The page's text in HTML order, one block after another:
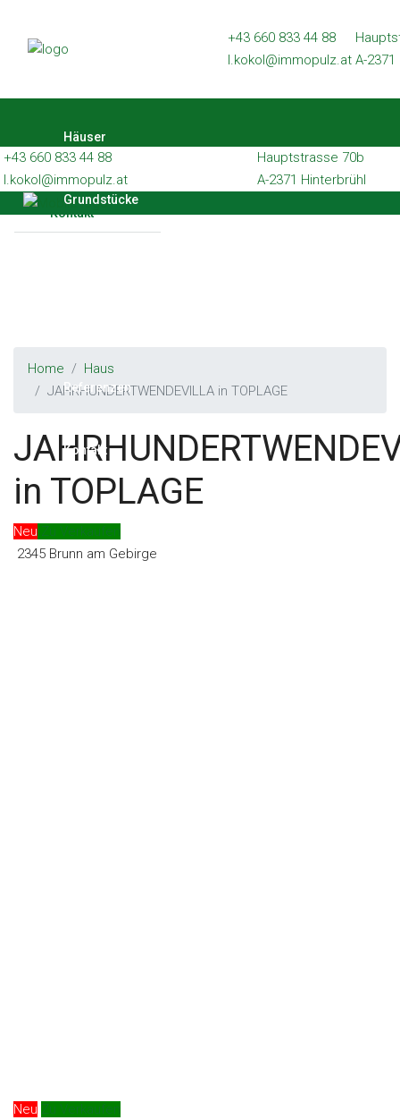
Wohnungen
Gewerbe
Referenzen
Kontakt
+43 660 833 44 88
l.kokol@immopulz.at A-
Häuser
Grundstücke
Referenzen
Kontakt
+43 660 833 44 88
l.kokol@immopulz.at
Hauptstrasse 70b
A-2371 Hinterbrühl
Home
Haus
JAHRHUNDERTWENDEVILLA in TOPLAGE
in TOPLAGE
Neu Zu Verkaufen
2345 Brunn am Gebirge
Neu Zu Verkaufen